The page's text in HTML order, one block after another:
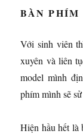
BÀN PHÍM
Với sinh viên
xuyên và liên
model mình
phím mình sẽ
Hiện hầu hết là